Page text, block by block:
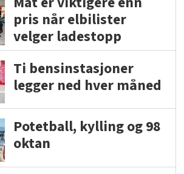
pris når elbilister
velger ladestopp
Ti bensinstasjoner
legger ned hver måned
Potetball, kylling og 98
oktan